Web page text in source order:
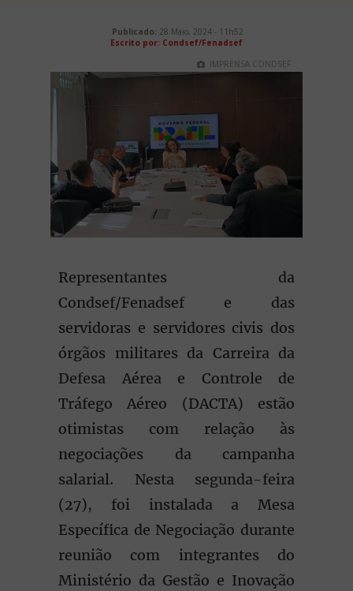
Publicado: 28 Maio, 2024 - 11h52
Escrito por: Condsef/Fenadsef
IMPRENSA CONDSEF
Representantes da
Condsef/Fenadsef e das
servidoras e servidores civis dos
órgãos militares da Carreira da
Defesa Aérea e Controle de
Tráfego Aéreo (DACTA) estão
otimistas com relação às
negociações da campanha
salarial. Nesta segunda-feira
(27), foi instalada a Mesa
Específica de Negociação durante
reunião com integrantes do
Ministério da Gestão e Inovação